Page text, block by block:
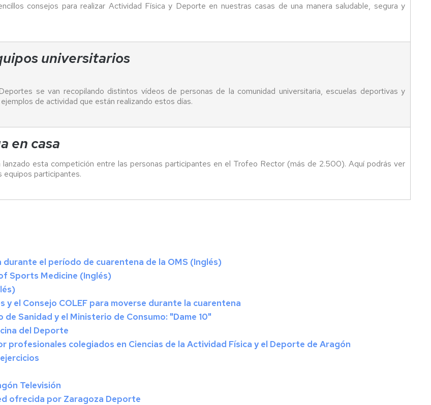
consejos para realizar Actividad Física y Deporte en nuestras casas de una manera saludable, segura y
universitarios
se van recopilando distintos vídeos de personas de la comunidad universitaria, escuelas deportivas y
de actividad que están realizando estos días.
en casa
lanzado esta competición entre las personas participantes en el Trofeo Rector (más de 2.500). Aquí podrás ver
equipos participantes.
el período de cuarentena de la OMS (Inglés)
Sports Medicine (Inglés)
el Consejo COLEF para moverse durante la cuarentena
Sanidad y el Ministerio de Consumo: "Dame 10"
del Deporte
colegiados en Ciencias de la Actividad Física y el Deporte de Aragón
Televisión
ofrecida por Zaragoza Deporte